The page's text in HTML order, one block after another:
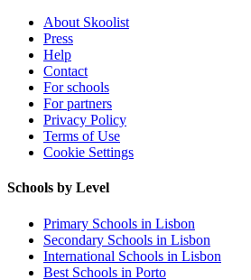
About Skoolist
Press
Help
Contact
For schools
For partners
Privacy Policy
Terms of Use
Cookie Settings
Schools by Level
Primary Schools in Lisbon
Secondary Schools in Lisbon
International Schools in Lisbon
Best Schools in Porto